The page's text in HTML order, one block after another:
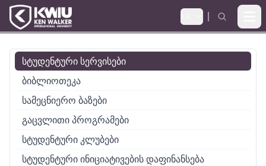
სტუდენტური სერვისები
ბიბლიოთეკა
სამეცნიერო ბაზები
გაცვლითი პროგრამები
სტუდენტური კლუბები
სტუდენტური ინიციატივების დაფინანსება